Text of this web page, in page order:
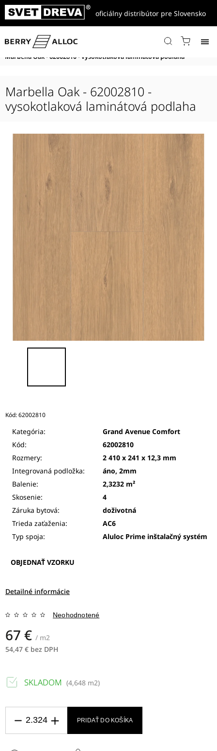
oficiálny distribútor pre Slovensko
Domov / Produkty / Vysokotlakové podlahy Grand Avenue /
Grand Avenue Comfort
Marbella Oak - 62002810 - vysokotlaková laminátová podlaha
Marbella Oak - 62002810 -
vysokotlaková laminátová podlaha
Kód:62002810
Kategória:
Grand Avenue Comfort
Kód:
62002810
Rozmery:
2 410 x 241 x 12,3 mm
Integrovaná podložka:
áno, 2mm
Balenie:
2,3232 m²
Skosenie:
4
Záruka bytová:
doživotná
Trieda zaťaženia:
AC6
Typ spoja:
Aluloc Prime inštalačný systém
OBJEDNAŤ VZORKU
Detailné informácie
Neohodnotené
67 € / m2
54,47 € bez DPH
SKLADOM (4,648 m2)
PRIDAŤ DO KOŠÍKA